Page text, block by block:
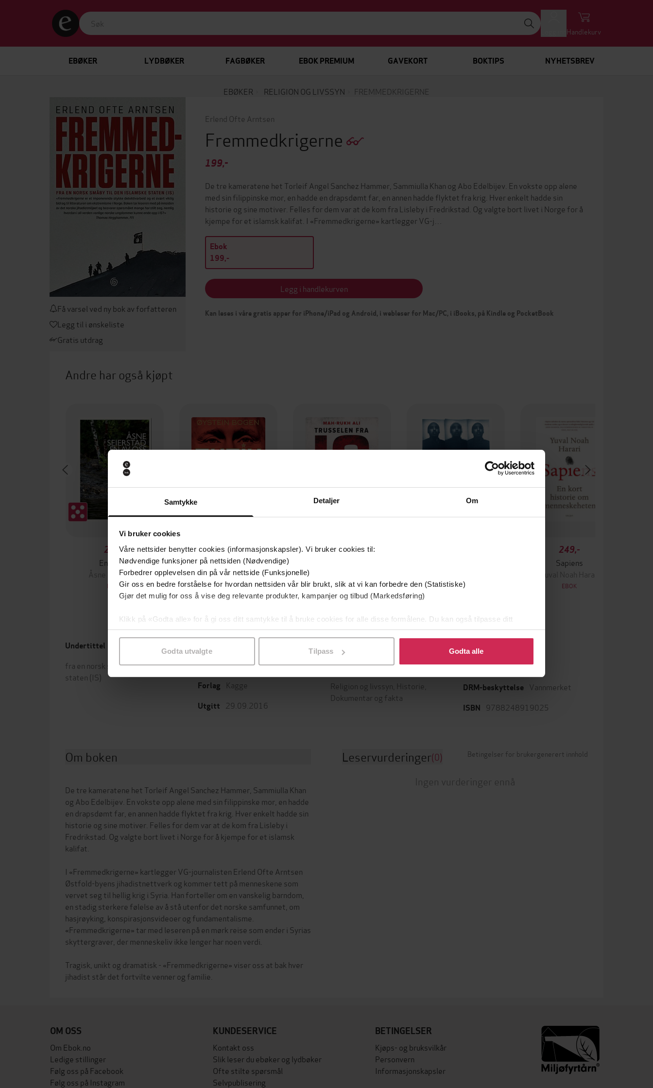
Samtykke Detaljer Om
Vi bruker cookies
Våre nettsider benytter cookies (informasjonskapsler). Vi bruker cookies til:
Nødvendige funksjoner på nettsiden (Nødvendige)
Forbedrer opplevelsen din på vår nettside (Funksjonelle)
Gir oss en bedre forståelse for hvordan nettsiden vår blir brukt, slik at vi kan forbedre den (Statistiske)
Gjør det mulig for oss å vise deg relevante produkter, kampanjer og tilbud (Markedsføring)
Klikk på «Godta alle» for å gi oss ditt samtykke til å bruke cookies for alle disse formålene. Du kan også tilpasse ditt
samtykke til spesifikke formål ved å klikke på «Tilpass». Du kan når som helst trekke tilbake eller endre ditt samtykke.
Godta utvalgte Tilpass Godta alle
Handlekurv
EBØKER LYDBØKER FAGBØKER EBOK PREMIUM GAVEKORT BOKTIPS NYHETSBREV
EBØKER RELIGION OG LIVSSYN FREMMEDKRIGERNE
Få varsel ved ny bok av forfatteren
Legg til i ønskeliste
Gratis utdrag
Erlend Ofte Arntsen
Fremmedkrigerne
199,-
De tre kameratene het Torleif Angel Sanchez Hammer, Sammiulla Khan og Abo Edelbijev. En vokste opp alene
med sin filippinske mor, en hadde en drapsdømt far, en annen hadde flyktet fra krig. Hver enkelt hadde sin
historie og sine motiver. Felles for dem var at de kom fra Lisleby i Fredrikstad. Og valgte bort livet i Norge for å
kjempe for et islamsk kalifat. I «Fremmedkrigerne» kartlegger VG-j…
Ebok
199,-
Legg i handlekurven
Kan leses i våre gratis apper for iPhone/iPad og Android, i webleser for Mac/PC, i iBooks, på Kindle og PocketBook
Andre har også kjøpt
229,-
En av oss
Åsne Seierstad
EBOK
199,-
Putin og jeg
Øystein Bogen
EBOK
199,-
EBOK EBOK
249,-
Sapiens
Yuval Noah Harari
EBOK
Undertittel
fra en norsk småby til Den islamske
staten (IS)
Erlend Ofte Arntsen(forfatter)
Forlag Kagge
Utgitt 29.09.2016
Sjanger
Religion og livssyn Historie
Dokumentar og fakta
Språk
Format epub
DRM-beskyttelse Vannmerket
ISBN 9788248919025
Om boken
De tre kameratene het Torleif Angel Sanchez Hammer, Sammiulla Khan
og Abo Edelbijev. En vokste opp alene med sin filippinske mor, en hadde
en drapsdømt far, en annen hadde flyktet fra krig. Hver enkelt hadde sin
historie og sine motiver. Felles for dem var at de kom fra Lisleby i
Fredrikstad. Og valgte bort livet i Norge for å kjempe for et islamsk
kalifat.
I «Fremmedkrigerne» kartlegger VG-journalisten Erlend Ofte Arntsen
Østfold-byens jihadistnettverk og kommer tett på menneskene som
vervet seg til hellig krig i Syria. Han forteller om en vanskelig barndom,
en stadig sterkere følelse av å stå utenfor det norske samfunnet, om
hasjrøyking, konspirasjonsvideoer og fundamentalisme.
«Fremmedkrigerne» tar med leseren på en mørk reise som ender i Syrias
skyttergraver, der menneskeliv ikke lenger har noen verdi.
Tragisk, unikt og dramatisk - «Fremmedkrigerne» viser oss at bak hver
Leservurderinger(0) Betingelser for brukergenerert innhold
Ingen vurderinger ennå
OM OSS
Om Ebok.no
Ledige stillinger
Følg oss på Facebook
Følg oss på Instagram
KUNDESERVICE
Kontakt oss
Slik leser du ebøker og lydbøker
Ofte stilte spørsmål
Selvpublisering
BETINGELSER
Kjøps- og bruksvilkår
Personvern
Informasjonskapsler